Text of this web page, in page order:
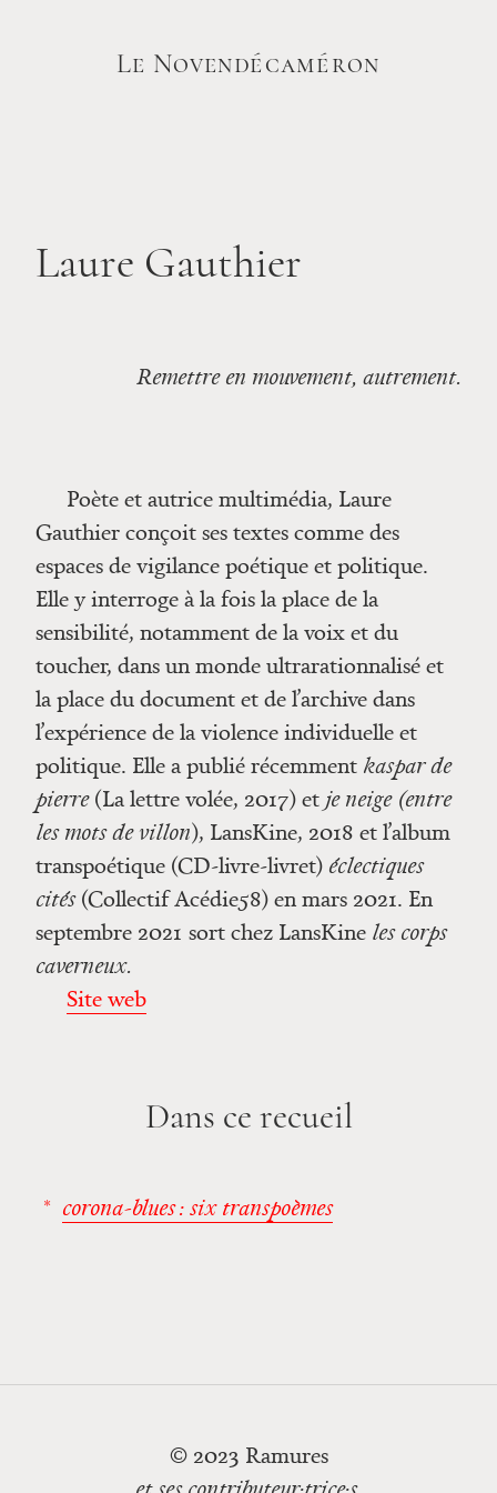
Le Novendécaméron
Laure Gauthier
Remettre en mouvement, autrement.
Poète et autrice multimédia, Laure
Gauthier conçoit ses textes comme des
espaces de vigilance poétique et politique.
Elle y interroge à la fois la place de la
sensibilité, notamment de la voix et du
toucher, dans un monde ultrarationnalisé et
la place du document et de l’archive dans
l’expérience de la violence individuelle et
politique. Elle a publié récemment kaspar de
pierre(La lettre volée, 2017) etje neige (entre
les mots de villon), LansKine, 2018 et l’album
transpoétique (CD-livre-livret) éclectiques
cités(Collectif Acédie58) en mars 2021. En
septembre 2021 sort chez LansKine les corps
caverneux.
Site web
Dans ce recueil
corona-blues: six transpoèmes
© 2023 Ramures